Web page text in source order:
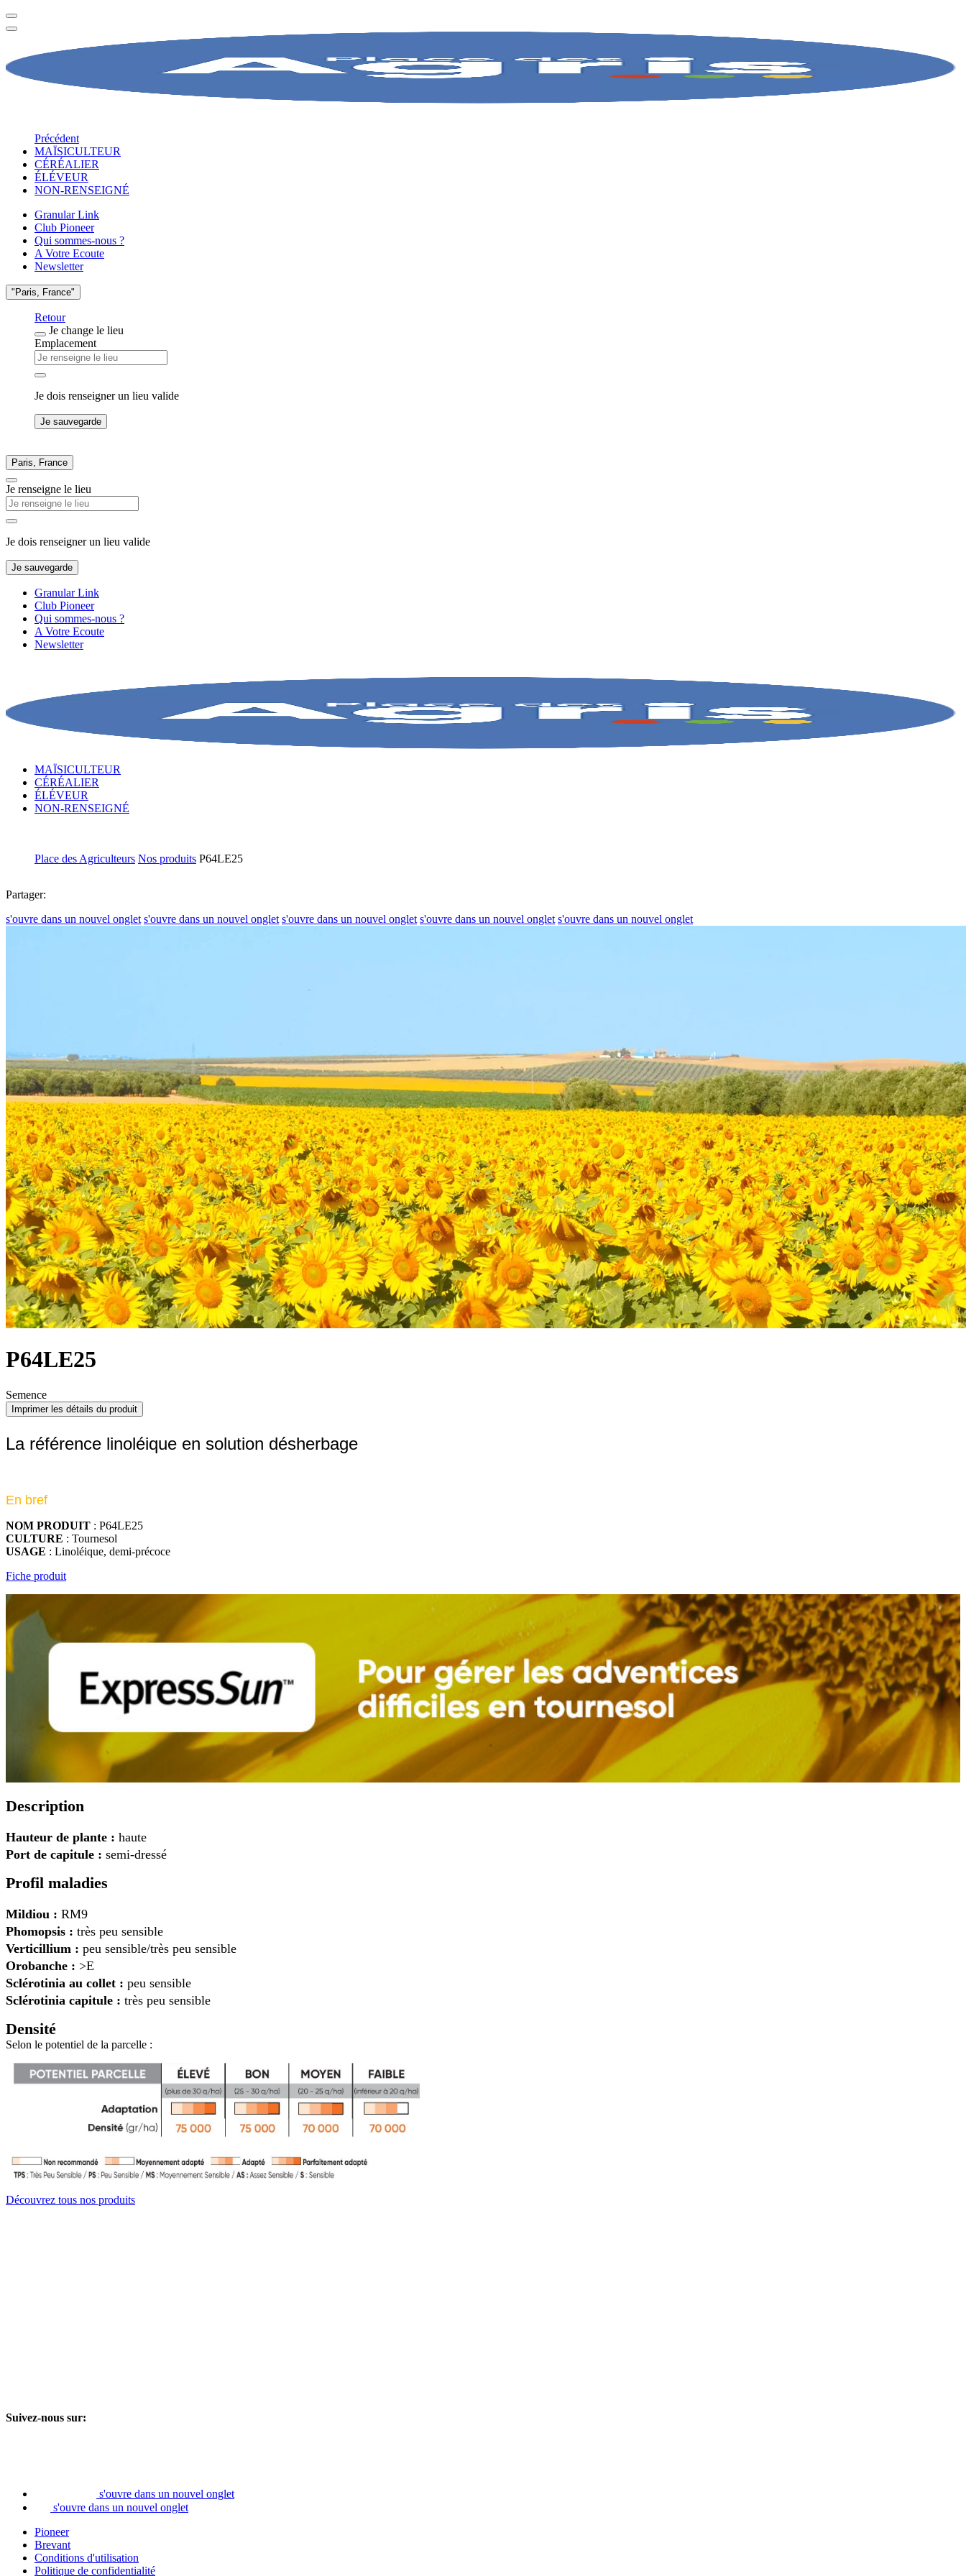
Précédent
MAÏSICULTEUR
CÉRÉALIER
ÉLÉVEUR
NON-RENSEIGNÉ
Granular Link
Club Pioneer
Qui sommes-nous ?
A Votre Ecoute
Newsletter
"Paris, France"
Retour
Je change le lieu
Emplacement
Je dois renseigner un lieu valide
Je sauvegarde
Paris, France
Je renseigne le lieu
Je dois renseigner un lieu valide
Je sauvegarde
Granular Link
Club Pioneer
Qui sommes-nous ?
A Votre Ecoute
Newsletter
MAÏSICULTEUR
CÉRÉALIER
ÉLÉVEUR
NON-RENSEIGNÉ
Place des Agriculteurs Nos produits P64LE25
Partager:
s'ouvre dans un nouvel onglet s'ouvre dans un nouvel onglet s'ouvre dans un nouvel onglet s'ouvre dans un nouvel onglet s'ouvre dans un nouvel onglet
P64LE25
Semence
Imprimer les détails du produit
La référence linoléique en solution désherbage
En bref
NOM PRODUIT : P64LE25
CULTURE : Tournesol
USAGE : Linoléique, demi-précoce
Fiche produit
Description
Hauteur de plante : haute
Port de capitule : semi-dressé
Profil maladies
Mildiou : RM9
Phomopsis : très peu sensible
Verticillium : peu sensible/très peu sensible
Orobanche : >E
Sclérotinia au collet : peu sensible
Sclérotinia capitule : très peu sensible
Densité
Selon le potentiel de la parcelle :
Découvrez tous nos produits
Suivez-nous sur:
s'ouvre dans un nouvel onglet
s'ouvre dans un nouvel onglet
Pioneer
Brevant
Conditions d'utilisation
Politique de confidentialité